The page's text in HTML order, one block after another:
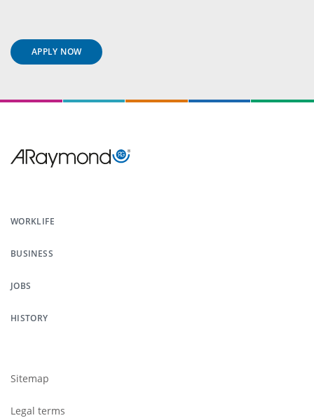
APPLY NOW
page
WORKLIFE
BUSINESS
JOBS
HISTORY
Sitemap
Legal terms